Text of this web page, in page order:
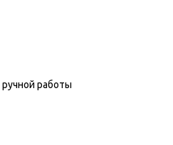
работы